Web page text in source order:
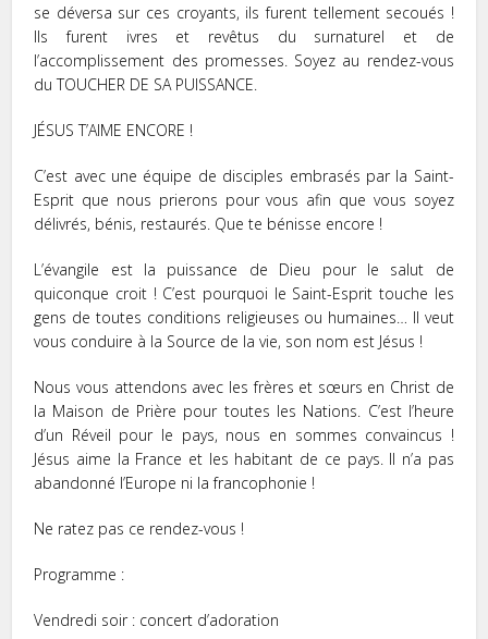
se déversa sur ces croyants, ils furent tellement secoués !
Ils furent ivres et revêtus du surnaturel et de
l’accomplissement des promesses. Soyez au rendez-vous
du TOUCHER DE SA PUISSANCE.
JÉSUS T’AIME ENCORE !
C’est avec une équipe de disciples embrasés par la Saint-
Esprit que nous prierons pour vous afin que vous soyez
délivrés, bénis, restaurés. Que te bénisse encore !
L’évangile est la puissance de Dieu pour le salut de
quiconque croit ! C’est pourquoi le Saint-Esprit touche les
gens de toutes conditions religieuses ou humaines… Il veut
vous conduire à la Source de la vie, son nom est Jésus !
Nous vous attendons avec les frères et sœurs en Christ de
la Maison de Prière pour toutes les Nations. C’est l’heure
d’un Réveil pour le pays, nous en sommes convaincus !
Jésus aime la France et les habitant de ce pays. Il n’a pas
abandonné l’Europe ni la francophonie !
Ne ratez pas ce rendez-vous !
Programme :
Vendredi soir : concert d’adoration